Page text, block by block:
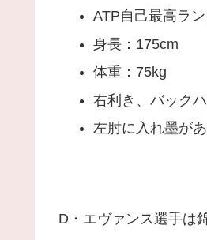
ATP自己最高ラ
身長：175cm
体重：75kg
右利き、バック
左肘に入れ墨が
D・エヴァンス選手は